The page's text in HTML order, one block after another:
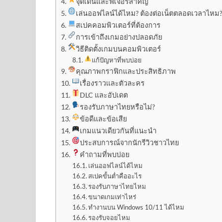
เล่นออฟไลน์ได้ไหม? ต้องต่อเน็ตตลอดเวลาไหม
สเปคคอมพิวเตอร์ที่ต้องการ
การเข้าถึงเกมอย่างปลอดภัย
วิธีติดตั้งเกมบนคอมพิวเตอร์
แก้ปัญหาที่พบบ่อย
คุณภาพกราฟิกและประสิทธิภาพ
เรื่องราวและตัวละคร
DLC และอัปเดต
รองรับภาษาไทยหรือไม่?
ข้อดีและข้อเสีย
เกมแนวเดียวกันที่แนะนำ
ประสบการณ์จากนักรีวิวชาวไทย
คำถามที่พบบ่อย
เล่นออฟไลน์ได้ไหม
สเปคขั้นต่ำคืออะไร
รองรับภาษาไทยไหม
ขนาดเกมเท่าไหร่
ทำงานบน Windows 10/11 ได้ไหม
รองรับจอยไหม